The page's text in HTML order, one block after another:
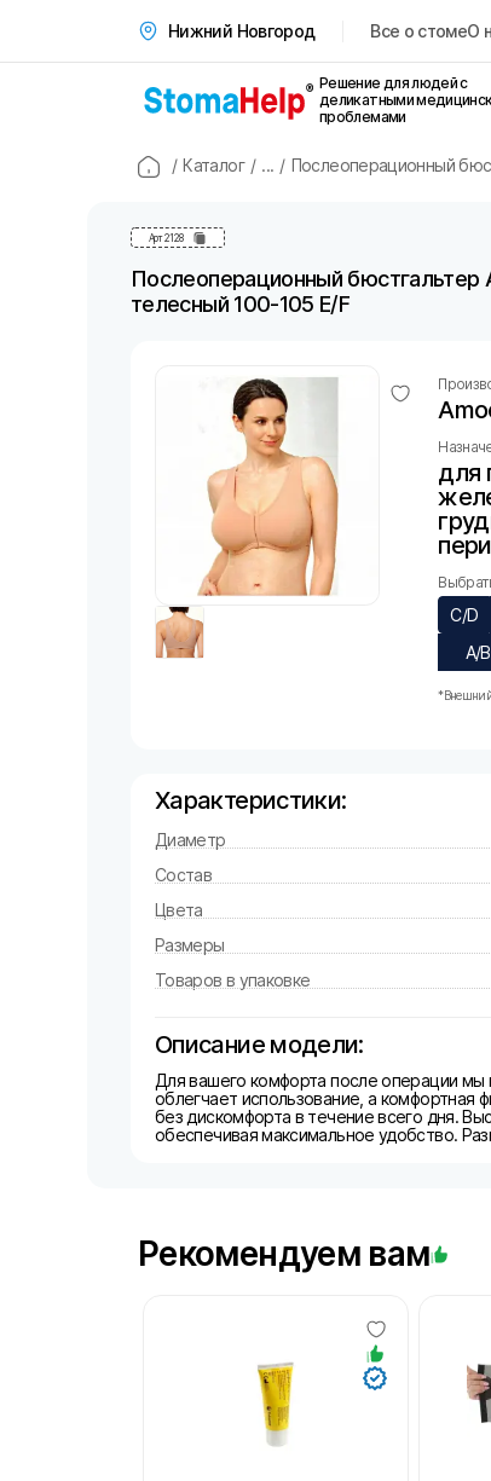
Нижний Новгород Все о стомеО
Решение для людей с
деликатными
проблемами
/ Каталог / ... / Послеоперационный
Арт2128
Послеоперационный бюстгальтер
телесный 100-105 E/F
для
C/D
A/B
*Внешний
Характеристики:
Диаметр
Состав
Цвета
Размеры
Товаров в упаковке
Описание модели:
Для вашего комфорта после операции мы
облегчает использование, а комфортная
без дискомфорта в течение всего дня.
обеспечивая максимальное удобство.
Рекомендуем вам